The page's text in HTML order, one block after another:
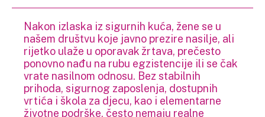
Nakon izlaska iz sigurnih kuća, žene se u
našem društvu koje javno prezire nasilje, ali
rijetko ulaže u oporavak žrtava, prečesto
ponovno nađu na rubu egzistencije ili se čak
vrate nasilnom odnosu. Bez stabilnih
prihoda, sigurnog zaposlenja, dostupnih
vrtića i škola za djecu, kao i elementarne
životne podrške, često nemaju realne